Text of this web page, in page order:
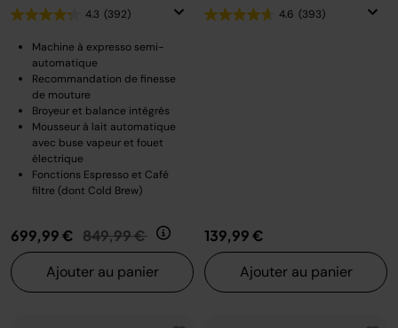
4.3 (392)
Machine à expresso semi-
automatique
Recommandation de finesse
de mouture
Broyeur et balance intégrés
Mousseur à lait automatique
avec buse vapeur et fouet
électrique
Fonctions Espresso et Café
filtre (dont Cold Brew)
699,99 € Prix réduit de
849,99 € au
Ajouter au panier
4.6 (393)
139,99 €
Ajouter au panier